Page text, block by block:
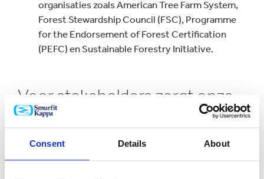
Consent Details About
organisaties zoals American Tree Farm System,
Forest Stewardship Council (FSC), Programme
for the Endorsement of Forest Certification
(PEFC) en Sustainable Forestry Initiative.
Voor stakeholders zorgt onze
holistische benadering van
betrokkenheid voor: